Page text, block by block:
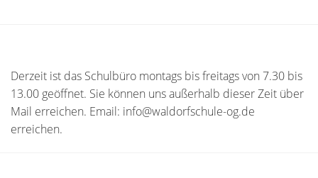
Derzeit ist das Schulbüro montags bis freitags von 7.30 bis
13.00 geöffnet. Sie können uns außerhalb dieser Zeit über
Mail erreichen. Email: info@waldorfschule-og.de
erreichen.